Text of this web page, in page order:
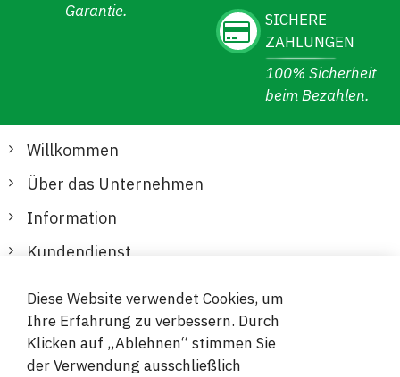
Garantie.
SICHERE
ZAHLUNGEN
100% Sicherheit
beim Bezahlen.
Willkommen
Über das Unternehmen
Information
Kundendienst
Sichere und bequeme Zahlungen
Diese Website verwendet Cookies, um
Ihre Erfahrung zu verbessern. Durch
Klicken auf „Ablehnen“ stimmen Sie
der Verwendung ausschließlich